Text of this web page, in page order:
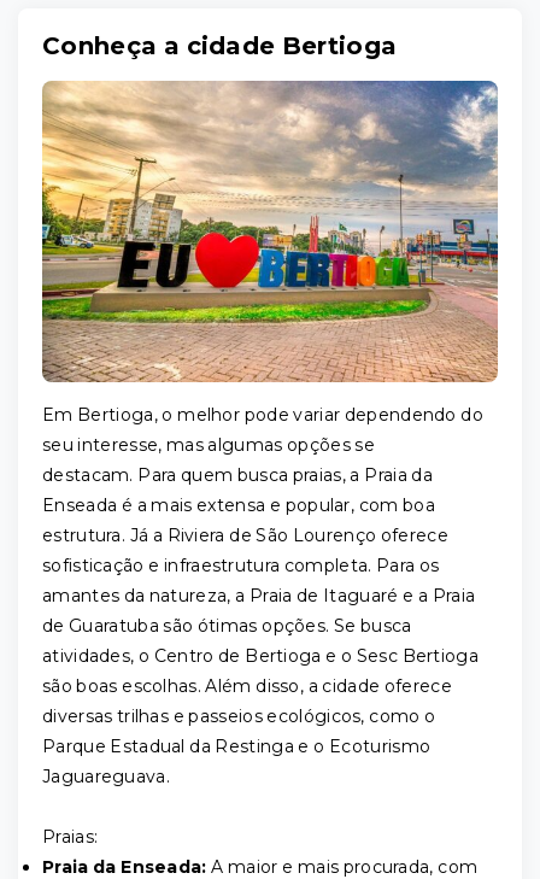
Conheça a cidade Bertioga
Em Bertioga, o melhor pode variar dependendo do
seu interesse, mas algumas opções se
destacam. Para quem busca praias, a Praia da
Enseada é a mais extensa e popular, com boa
estrutura. Já a Riviera de São Lourenço oferece
sofisticação e infraestrutura completa. Para os
amantes da natureza, a Praia de Itaguaré e a Praia
de Guaratuba são ótimas opções. Se busca
atividades, o Centro de Bertioga e o Sesc Bertioga
são boas escolhas. Além disso, a cidade oferece
diversas trilhas e passeios ecológicos, como o
Parque Estadual da Restinga e o Ecoturismo
Jaguareguava.
Praias:
Praia da Enseada: A maior e mais procurada, com